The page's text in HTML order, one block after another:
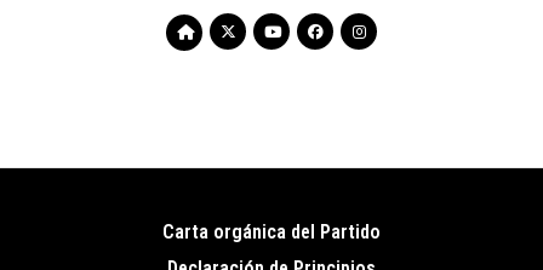
Pie
Carta orgánica del Partido